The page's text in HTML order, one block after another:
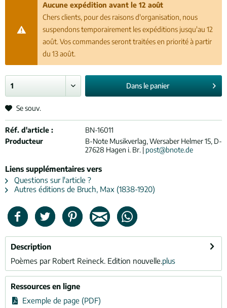
Aucune expédition avant le 12 août
Chers clients, pour des raisons d'organisation, nous
suspendons temporairement les expéditions jusqu'au 12
août. Vos commandes seront traitées en priorité à partir
du 13 août.
Dans le panier
Se souv.
Réf. d'article :
BN-16011
Producteur
B-Note Musikverlag, Wersaber Helmer 15, D-
27628 Hagen i. Br. | post@bnote.de
Liens supplémentaires vers
Questions sur l'article ?
Autres éditions de Bruch, Max (1838-1920)
Description
Poèmes par Robert Reineck. Edition nouvelle.plus
Ressources en ligne
Exemple de page (PDF)